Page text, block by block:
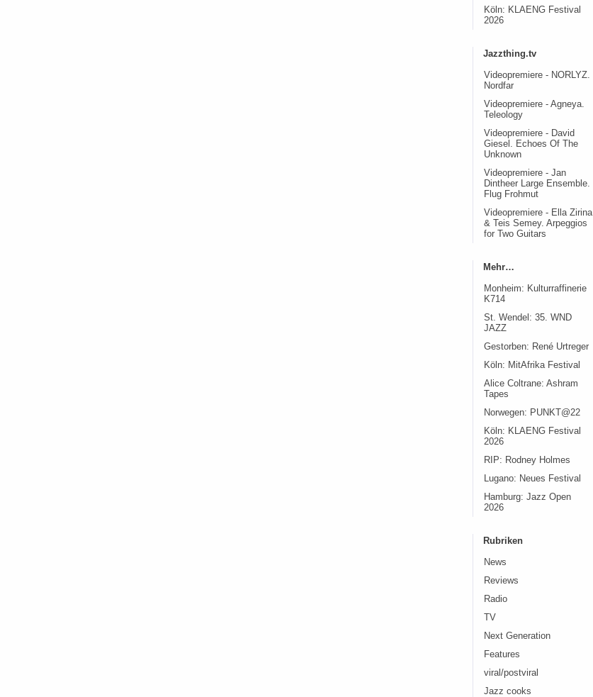
Köln: KLAENG Festival
2026
Jazzthing.tv
Videopremiere - NORLYZ.
Nordfar
Videopremiere - Agneya.
Teleology
Videopremiere - David
Giesel. Echoes Of The
Unknown
Videopremiere - Jan
Dintheer Large Ensemble.
Flug Frohmut
Videopremiere - Ella Zirina
& Teis Semey. Arpeggios
for Two Guitars
Mehr…
Monheim: Kulturraffinerie
K714
St. Wendel: 35. WND
JAZZ
Gestorben: René Urtreger
Köln: MitAfrika Festival
Alice Coltrane: Ashram
Tapes
Norwegen: PUNKT@22
Köln: KLAENG Festival
2026
RIP: Rodney Holmes
Lugano: Neues Festival
Hamburg: Jazz Open
2026
Rubriken
News
Reviews
Radio
TV
Next Generation
Features
viral/postviral
Jazz cooks